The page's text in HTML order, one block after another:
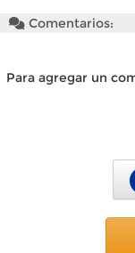
Comentarios:
Para agregar un